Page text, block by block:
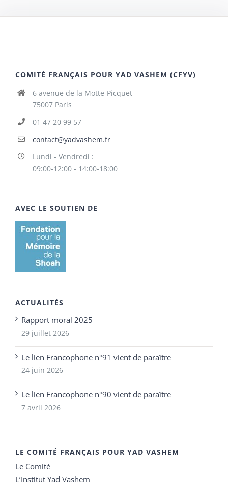
COMITÉ FRANÇAIS POUR YAD VASHEM (CFYV)
6 avenue de la Motte-Picquet
75007 Paris
01 47 20 99 57
contact@yadvashem.fr
Lundi - Vendredi :
09:00-12:00 - 14:00-18:00
AVEC LE SOUTIEN DE
ACTUALITÉS
Rapport moral 2025
29 juillet 2026
Le lien Francophone n°91 vient de paraître
24 juin 2026
Le lien Francophone n°90 vient de paraître
7 avril 2026
LE COMITÉ FRANÇAIS POUR YAD VASHEM
Le Comité
L’Institut Yad Vashem